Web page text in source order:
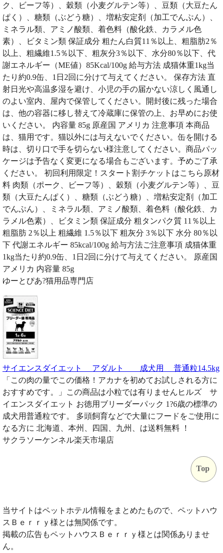
ク、ビーフ等）、穀類（小麦グルテン等）、豆類（大豆たん
ぱく）、糖類（ぶどう糖）、増粘安定剤（加工でんぷん）、
ミネラル類、アミノ酸類、着色料（酸化鉄、カラメル色
素）、ビタミン類 保証成分 粗たん白質11％以上、粗脂肪2％
以上、粗繊維1.5％以下、粗灰分3％以下、水分80％以下、代
謝エネルギー（ME値）85Kcal/100g 給与方法 成猫体重1kg当
たり約0.9缶、1日2回に分けて与えてください。 保存方法 直
射日光や高温多湿を避け、小児の手の届かない涼しく風通し
のよい室内、屋内で保管してください。開封後に残った場合
は、他の容器に移し替えて冷蔵庫に保管の上、お早めにお使
いください。 内容量 85g 原産国 アメリカ 注意事項 本商品
は、猫用です。猫以外には与えないでください。缶を開ける
時は、切り口で手を切らない様注意してください。商品パッ
ケージは予告なく変更になる場合もございます。予めご了承
ください。 初回利用限定！スタート割チケットはこちら原材
料 肉類（ポーク、ビーフ等）、穀類（小麦グルテン等）、豆
類（大豆たんぱく）、糖類（ぶどう糖）、増粘安定剤（加工
でんぷん）、ミネラル類、アミノ酸類、着色料（酸化鉄、カ
ラメル色素）、ビタミン類 保証成分 粗タンパク質 11％以上
粗脂肪 2％以上 粗繊維 1.5％以下 粗灰分 3％以下 水分 80％以
下 代謝エネルギー 85kcal/100g 給与方法ご注意事項 成猫体重
1kg当たり約0.9缶、1日2回に分けて与えてください。 原産国
アメリカ 内容量 85g
ゆーとぴあ?猫用品専門店
サイエンスダイエット アダルト 成犬用 普通粒14.5kg
「この肉の量でこの価格！アカナを初めてお試しされる方に
おすすめです。」この商品は小粒では有りませんヒルズ サ
イエンスダイエット お徳用ブリーダーパック 1?6歳の標準の
成犬用普通粒です。 多頭飼育などで大量にフードをご使用に
なる方に 北海道、本州、四国、九州、は送料無料 ！
サクラソーケンネル楽天市場店
Top
当サイトはペットホテル情報をまとめたもので、ペットハウ
スＢｅｒｒｙ様とは無関係です。
掲載の広告もペットハウスＢｅｒｒｙ様とは関係ありませ
ん。